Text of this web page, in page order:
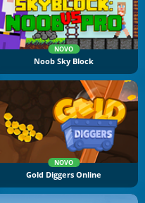
NOVO
Noob Sky Block
NOVO
Gold Diggers Online